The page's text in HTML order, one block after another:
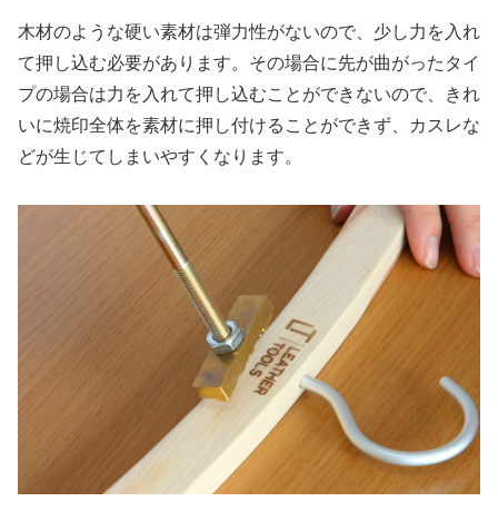
木材のような硬い素材は弾力性がないので、少し力を入れ
て押し込む必要があります。その場合に先が曲がったタイ
プの場合は力を入れて押し込むことができないので、きれ
いに焼印全体を素材に押し付けることができず、カスレな
どが生じてしまいやすくなります。